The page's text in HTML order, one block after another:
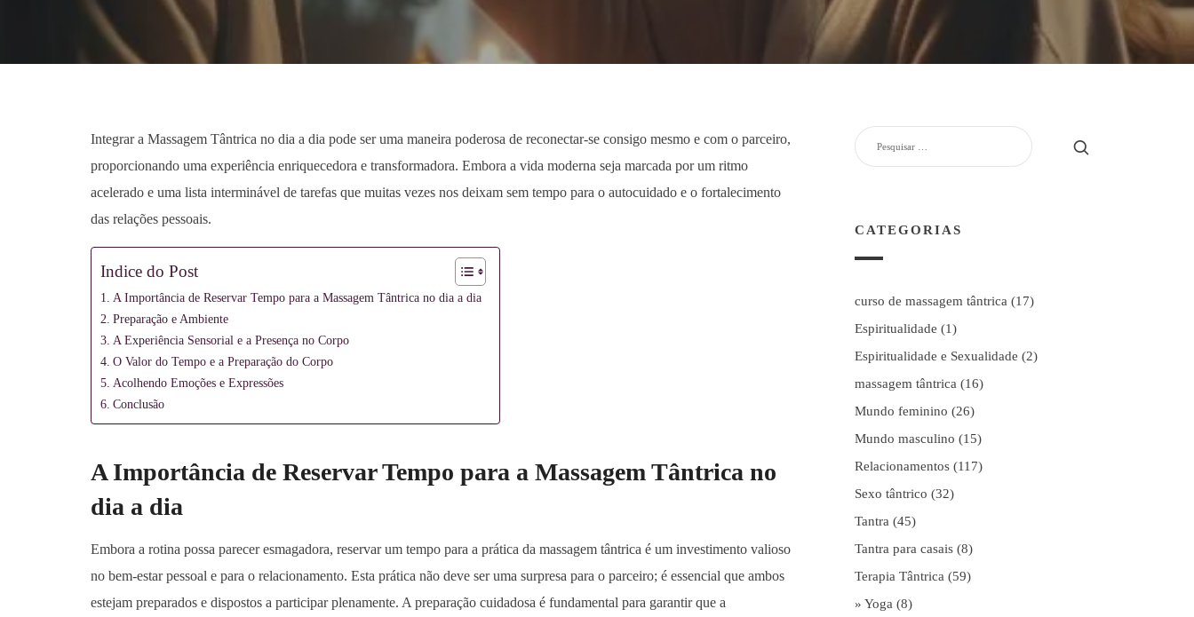
Meditação
Integrar a Massagem Tântrica no dia a dia pode ser uma maneira poderosa de reconectar-se consigo mesmo e com o parceiro,
proporcionando uma experiência enriquecedora e transformadora. Embora a vida moderna seja marcada por um ritmo
acelerado e uma lista interminável de tarefas que muitas vezes nos deixam sem tempo para o autocuidado e o fortalecimento
das relações pessoais.
Indice do Post
A Importância de Reservar Tempo para a Massagem Tântrica no dia a dia
Preparação e Ambiente
A Experiência Sensorial e a Presença no Corpo
O Valor do Tempo e a Preparação do Corpo
Acolhendo Emoções e Expressões
Conclusão
A Importância de Reservar Tempo para a Massagem Tântrica no
dia a dia
Embora a rotina possa parecer esmagadora, reservar um tempo para a prática da massagem tântrica é um investimento valioso
no bem-estar pessoal e para o relacionamento. Esta prática não deve ser uma surpresa para o parceiro; é essencial que ambos
estejam preparados e dispostos a participar plenamente. A preparação cuidadosa é fundamental para garantir que a
POR:
CATEGORIAS
curso de massagem tântrica (17)
Espiritualidade (1)
Espiritualidade e Sexualidade (2)
massagem tântrica (16)
Mundo feminino (26)
Mundo masculino (15)
Relacionamentos (117)
Sexo tântrico (32)
Tantra (45)
Tantra para casais (8)
Terapia Tântrica (59)
» Yoga (8)